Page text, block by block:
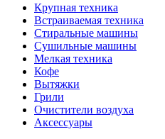
Крупная техника
Встраиваемая техника
Стиральные машины
Сушильные машины
Мелкая техника
Кофе
Вытяжки
Грили
Очистители воздуха
Аксессуары